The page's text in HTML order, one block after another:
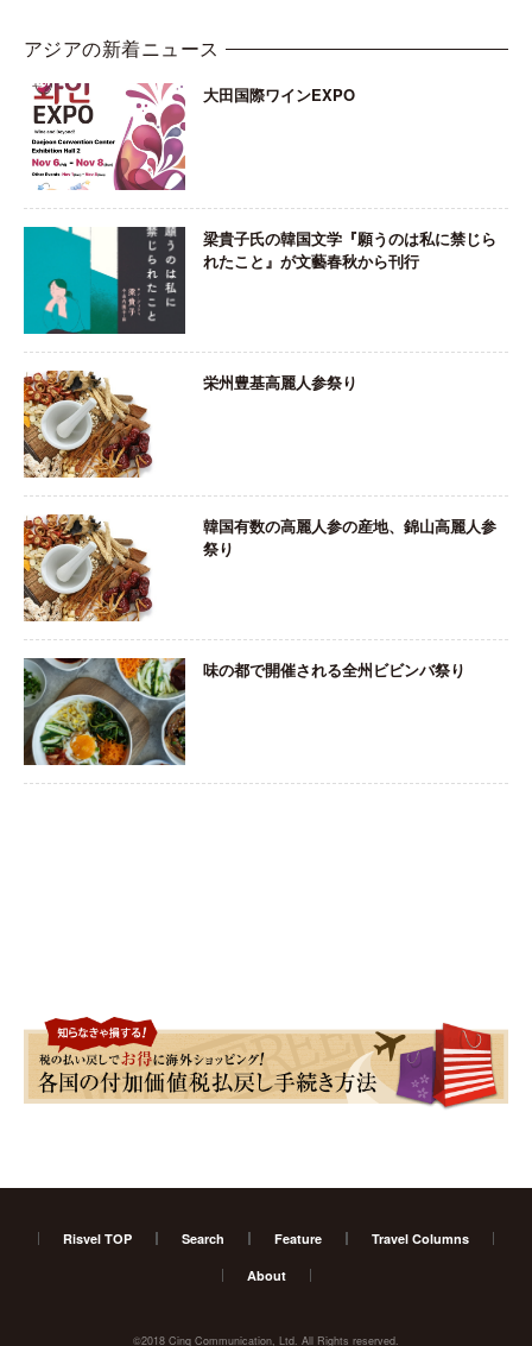
アジアの新着ニュース
大田国際ワインEXPO
梁貴子氏の韓国文学『願うのは私に禁じら
れたこと』が文藝春秋から刊行
栄州豊基高麗人参祭り
韓国有数の高麗人参の産地、錦山高麗人参
祭り
味の都で開催される全州ビビンバ祭り
Risvel TOP Search Feature Travel Columns
About
©2018 Cinq Communication, Ltd. All Rights reserved.